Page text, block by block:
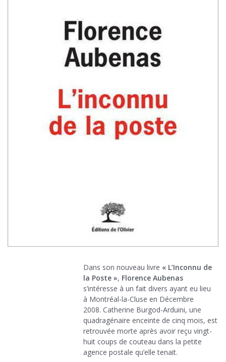
Dans son nouveau livre « L’Inconnu de
la Poste », Florence Aubenas
s’intéresse à un fait divers ayant eu lieu
à Montréal-la-Cluse en Décembre
2008. Catherine Burgod-Arduini, une
quadragénaire enceinte de cinq mois, est
retrouvée morte après avoir reçu vingt-
huit coups de couteau dans la petite
agence postale qu’elle tenait.